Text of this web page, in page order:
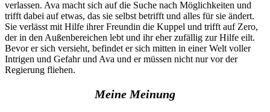
verlassen. Ava macht sich auf die Suche nach Möglichkeiten und
trifft dabei auf etwas, das sie selbst betrifft und alles für sie ändert.
Sie verlässt mit Hilfe ihrer Freundin die Kuppel und trifft auf Zero,
der in den Außenbereichen lebt und ihr eher zufällig zur Hilfe eilt.
Bevor er sich versieht, befindet er sich mitten in einer Welt voller
Intrigen und Gefahr und Ava und er müssen nicht nur vor der
Regierung fliehen.
Meine Meinung